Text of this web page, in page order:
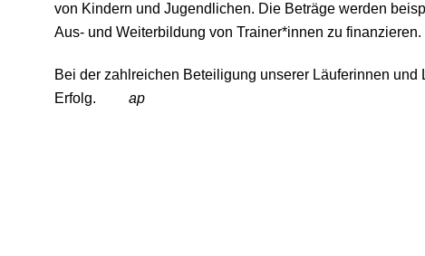
von Kindern und Jugendlichen. Die Beträge werden
Aus- und Weiterbildung von Trainer*innen zu finanzieren.
Bei der zahlreichen Beteiligung unserer Läuferinnen und
Erfolg.
ap